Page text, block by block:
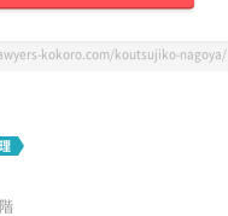
kokoro.com/koutsujiko-nagoya/